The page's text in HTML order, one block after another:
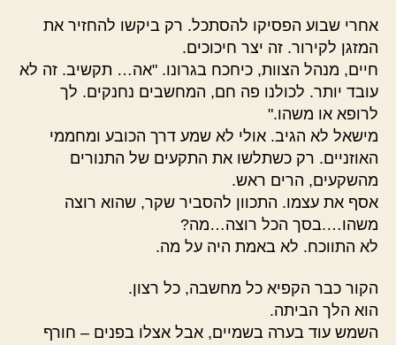
אחרי שבוע הפסיקו להסתכל. רק ביקשו להחזיר את
המזגן לקירור. זה יצר חיכוכים.
חיים, מנהל הצוות, כיחכח בגרונו. "אה… תקשיב. זה לא
עובד יותר. לכולנו פה חם, המחשבים נחנקים. לך
לרופא או משהו."
מישאל לא הגיב. אולי לא שמע דרך הכובע ומחממי
האוזניים. רק כשתלשו את התקעים של התנורים
מהשקעים, הרים ראש.
אסף את עצמו. התכוון להסביר שקר, שהוא רוצה
משהו….בסך הכל רוצה…מה?
לא התווכח. לא באמת היה על מה.
הקור כבר הקפיא כל מחשבה, כל רצון.
הוא הלך הביתה.
השמש עוד בערה בשמיים, אבל אצלו בפנים – חורף